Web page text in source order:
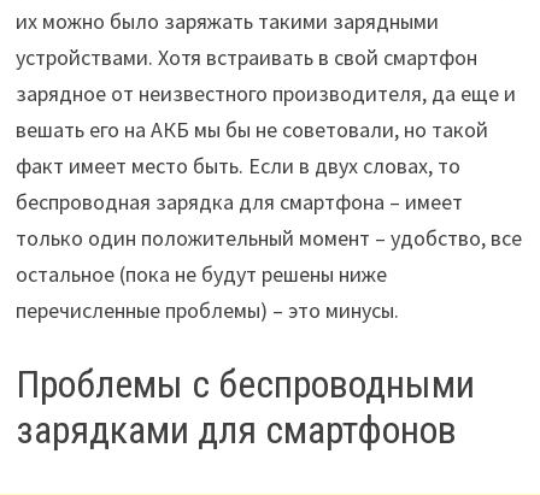
их можно было заряжать такими зарядными
устройствами. Хотя встраивать в свой смартфон
зарядное от неизвестного производителя, да еще и
вешать его на АКБ мы бы не советовали, но такой
факт имеет место быть. Если в двух словах, то
беспроводная зарядка для смартфона – имеет
только один положительный момент – удобство, все
остальное (пока не будут решены ниже
перечисленные проблемы) – это минусы.
Проблемы с беспроводными
зарядками для смартфонов